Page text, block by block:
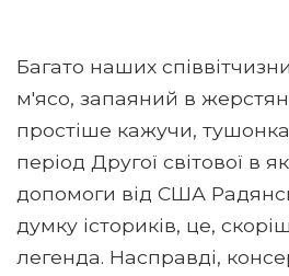
Багато наших
м'ясо, запаяний в
простіше кажучи,
період Другої світової в
допомоги від США
думку істориків, це,
легенда. Насправді,